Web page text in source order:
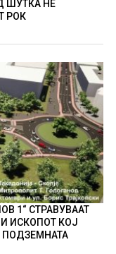
ШУТКА НЕ
РОК
1“ СТРАВУВААТ
ИСКОПОТ КОЈ
ПОДЗЕМНАТА